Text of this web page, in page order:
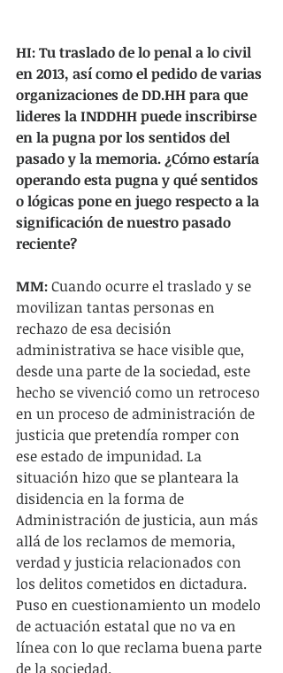
HI: Tu traslado de lo penal a lo civil
en 2013, así como el pedido de varias
organizaciones de DD.HH para que
lideres la INDDHH puede inscribirse
en la pugna por los sentidos del
pasado y la memoria. ¿Cómo estaría
operando esta pugna y qué sentidos
o lógicas pone en juego respecto a la
significación de nuestro pasado
reciente?
MM: Cuando ocurre el traslado y se
movilizan tantas personas en
rechazo de esa decisión
administrativa se hace visible que,
desde una parte de la sociedad, este
hecho se vivenció como un retroceso
en un proceso de administración de
justicia que pretendía romper con
ese estado de impunidad. La
situación hizo que se planteara la
disidencia en la forma de
Administración de justicia, aun más
allá de los reclamos de memoria,
verdad y justicia relacionados con
los delitos cometidos en dictadura.
Puso en cuestionamiento un modelo
de actuación estatal que no va en
línea con lo que reclama buena parte
de la sociedad.